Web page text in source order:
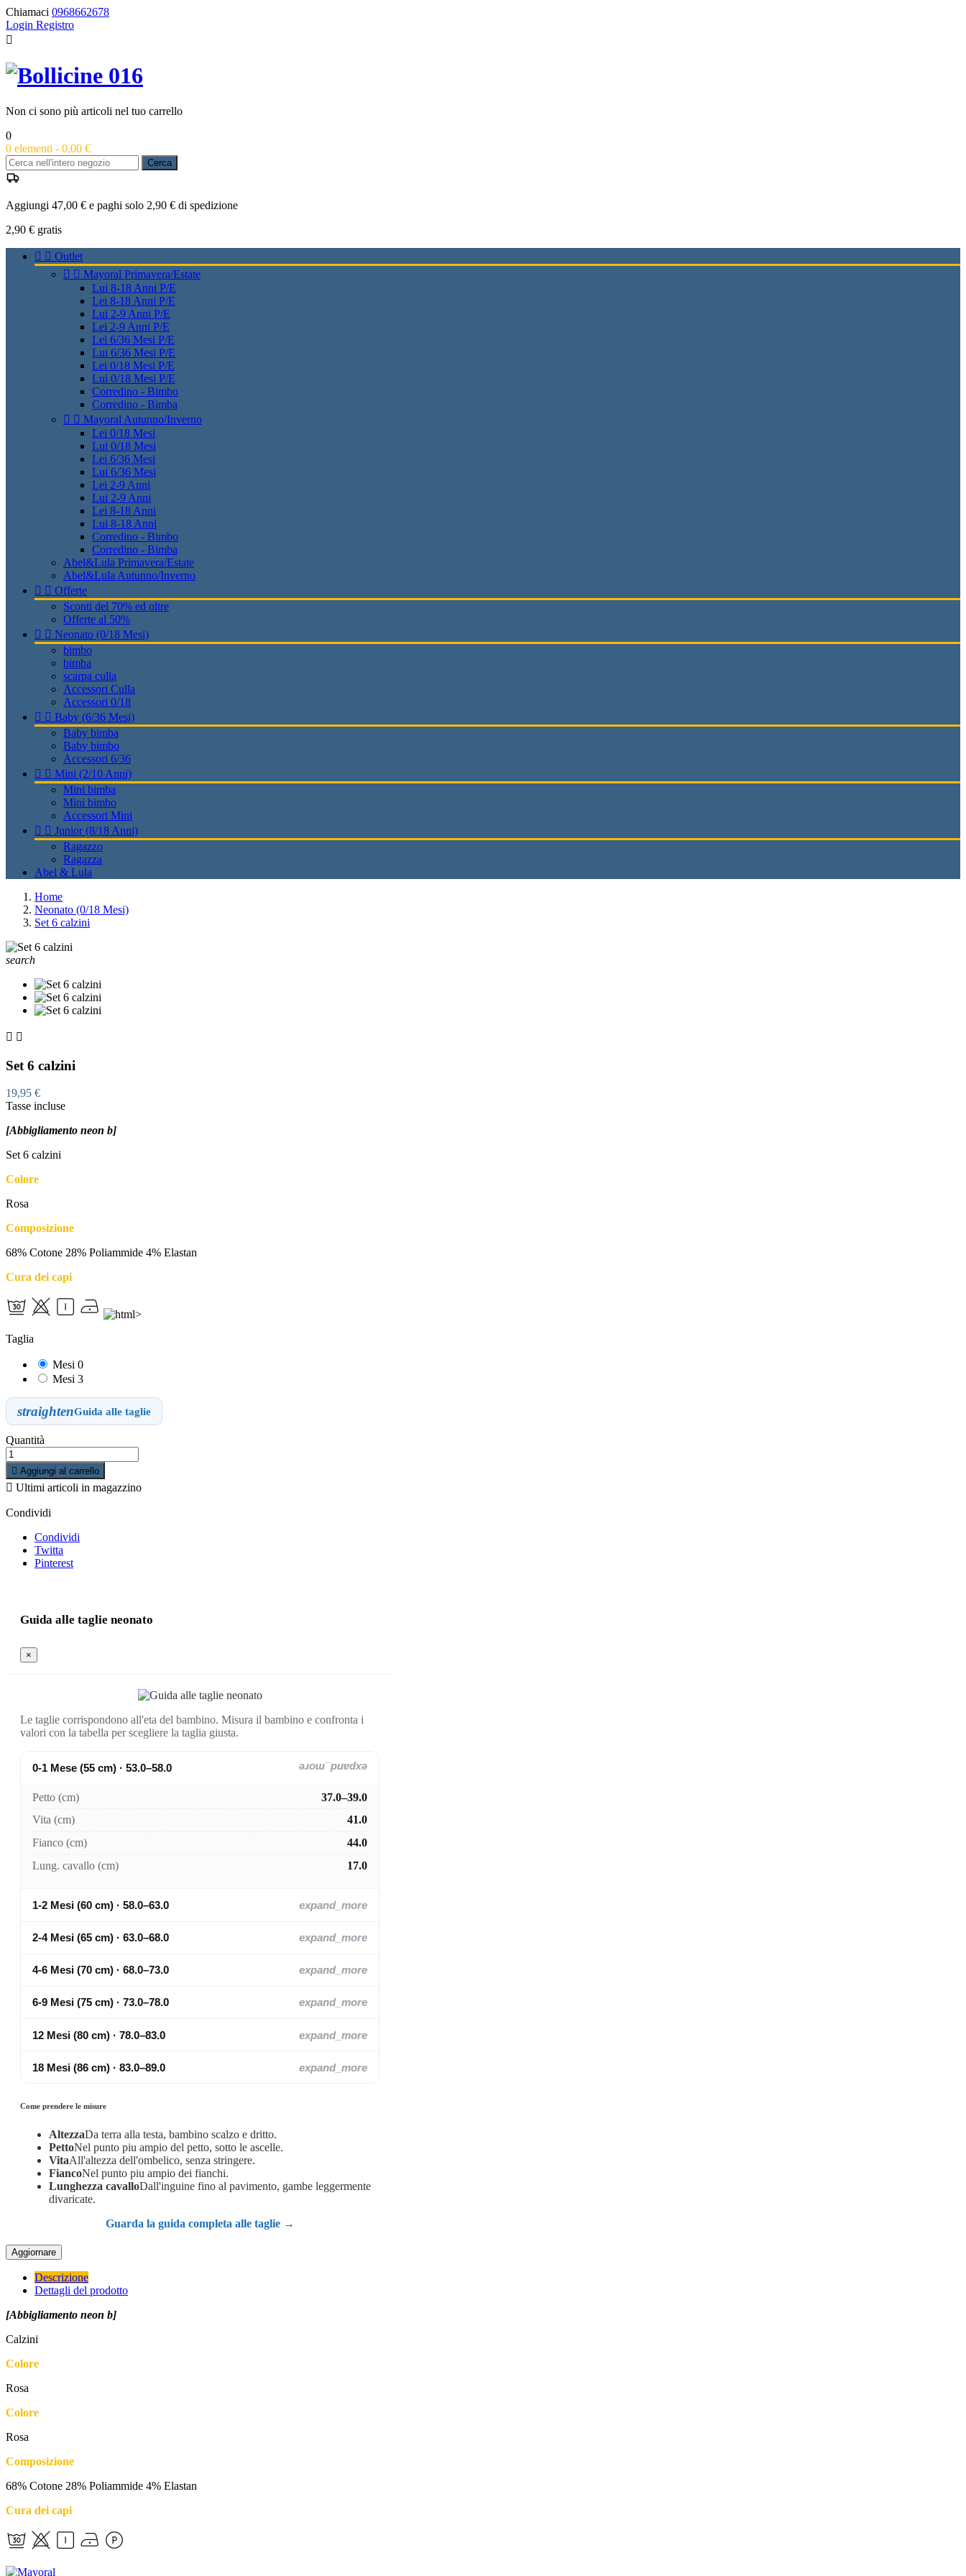
Chiamaci 0968662678
Login Registro

Non ci sono più articoli nel tuo carrello
0
0 elementi - 0,00 €
Cerca
Aggiungi 47,00 € e paghi solo 2,90 € di spedizione
2,90 € gratis
  Outlet
  Mayoral Primavera/Estate
Lui 8-18 Anni P/E
Lei 8-18 Anni P/E
Lui 2-9 Anni P/E
Lei 2-9 Anni P/E
Lei 6/36 Mesi P/E
Lui 6/36 Mesi P/E
Lei 0/18 Mesi P/E
Lui 0/18 Mesi P/E
Corredino - Bimbo
Corredino - Bimba
  Mayoral Autunno/Inverno
Lei 0/18 Mesi
Lui 0/18 Mesi
Lei 6/36 Mesi
Lui 6/36 Mesi
Lei 2-9 Anni
Lui 2-9 Anni
Lei 8-18 Anni
Lui 8-18 Anni
Corredino - Bimbo
Corredino - Bimba
Abel&Lula Primavera/Estate
Abel&Lula Autunno/Inverno
  Offerte
Sconti del 70% ed oltre
Offerte al 50%
  Neonato (0/18 Mesi)
bimbo
bimba
scarpa culla
Accessori Culla
Accessori 0/18
  Baby (6/36 Mesi)
Baby bimba
Baby bimbo
Accessori 6/36
  Mini (2/10 Anni)
Mini bimba
Mini bimbo
Accessori Mini
  Junior (8/18 Anni)
Ragazzo
Ragazza
Abel & Lula
Home
Neonato (0/18 Mesi)
Set 6 calzini
search
 
Set 6 calzini
19,95 €
Tasse incluse
[Abbigliamento neon b]
Set 6 calzini
Colore
Rosa
Composizione
68% Cotone 28% Poliammide 4% Elastan
Cura dei capi
Taglia
Mesi 0
Mesi 3
straightenGuida alle taglie
Quantità
 Aggiungi al carrello
 Ultimi articoli in magazzino
Condividi
Condividi
Twitta
Pinterest
Guida alle taglie neonato
×
Le taglie corrispondono all'eta del bambino. Misura il bambino e confronta i
valori con la tabella per scegliere la taglia giusta.
0-1 Mese (55 cm) · 53.0–58.0 expand_more
Petto (cm)
37.0–39.0
Vita (cm)
41.0
Fianco (cm)
44.0
Lung. cavallo (cm)
17.0
1-2 Mesi (60 cm) · 58.0–63.0 expand_more
2-4 Mesi (65 cm) · 63.0–68.0 expand_more
4-6 Mesi (70 cm) · 68.0–73.0 expand_more
6-9 Mesi (75 cm) · 73.0–78.0 expand_more
12 Mesi (80 cm) · 78.0–83.0 expand_more
18 Mesi (86 cm) · 83.0–89.0 expand_more
Come prendere le misure
AltezzaDa terra alla testa, bambino scalzo e dritto.
PettoNel punto piu ampio del petto, sotto le ascelle.
VitaAll'altezza dell'ombelico, senza stringere.
FiancoNel punto piu ampio dei fianchi.
Lunghezza cavalloDall'inguine fino al pavimento, gambe leggermente
divaricate.
Guarda la guida completa alle taglie →
Descrizione
Dettagli del prodotto
[Abbigliamento neon b]
Calzini
Colore
Rosa
Colore
Rosa
Composizione
68% Cotone 28% Poliammide 4% Elastan
Cura dei capi